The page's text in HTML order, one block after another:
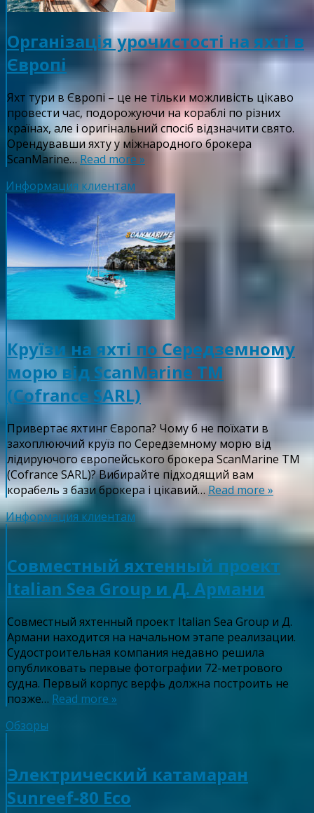
Організація урочистості на яхті в
Європі
Яхт тури в Європі – це не тільки можливість цікаво
провести час, подорожуючи на кораблі по різних
країнах, але і оригінальний спосіб відзначити свято.
Орендувавши яхту у міжнародного брокера
ScanMarine…Read more »
Информация клиентам
Круїзи на яхті по Середземному
морю від ScanMarine TM
(Cofrance SARL)
Привертає яхтинг Європа? Чому б не поїхати в
захоплюючий круїз по Середземному морю від
лідируючого європейського брокера ScanMarine TM
(Cofrance SARL)? Вибирайте підходящий вам
корабель з бази брокера і цікавий…Read more »
Информация клиентам
Совместный яхтенный проект
Italian Sea Group и Д. Армани
Совместный яхтенный проект Italian Sea Group и Д.
Армани находится на начальном этапе реализации.
Судостроительная компания недавно решила
опубликовать первые фотографии 72-метрового
судна. Первый корпус верфь должна построить не
позже… Read more »
Обзоры
Электрический катамаран
Sunreef-80 Eco